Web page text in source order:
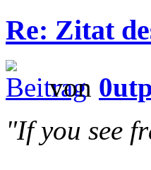
Re: Zitat
von
"If you see